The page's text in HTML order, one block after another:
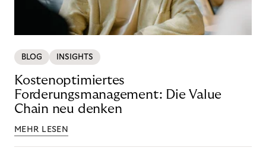
BLOG INSIGHTS
Kostenoptimiertes
Forderungsmanagement: Die Value
Chain neu denken
MEHR LESEN